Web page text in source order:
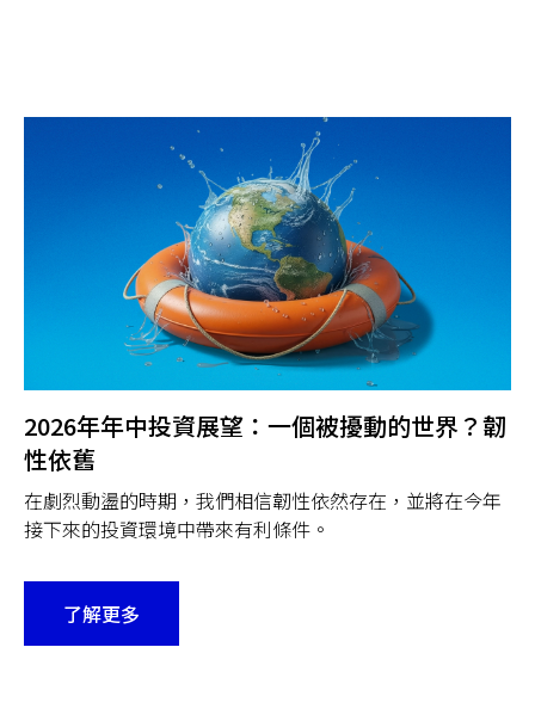
2026年年中投資展望：一個被擾動的世界？韌
性依舊
在劇烈動盪的時期，我們相信韌性依然存在，並將在今年
接下來的投資環境中帶來有利條件。
了解更多